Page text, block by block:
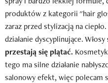
produktów z kategorii "hair
zaraz przed stylizacją na
działanie dyscyplinujące. Włosy
przestają się plątać.
tego ma silne działanie
salonowy efekt, więc polecam